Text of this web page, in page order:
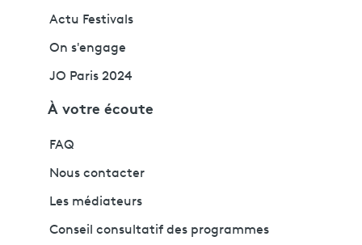
Actu Festivals
On s'engage
JO Paris 2024
À votre écoute
FAQ
Nous contacter
Les médiateurs
Conseil consultatif des programmes